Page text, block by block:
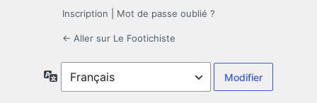
Inscription Mot de passe oublié ?
← Aller sur Le Footichiste
Langue